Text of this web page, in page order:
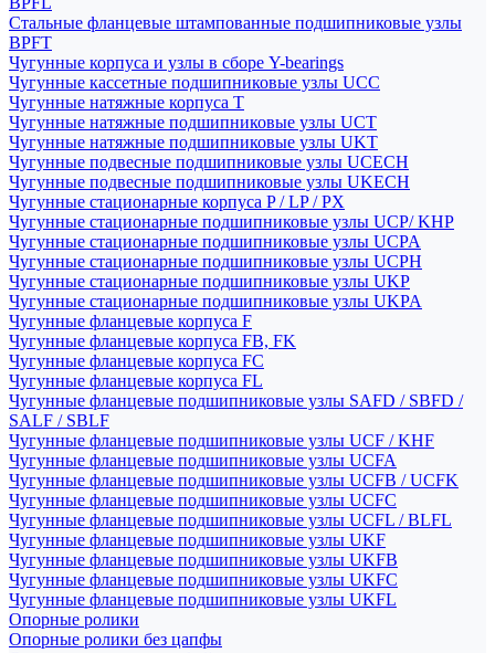
Стальные фланцевые штампованные подшипниковые узлы
BPFT
Чугунные корпуса и узлы в сборе Y-bearings
Чугунные кассетные подшипниковые узлы UCC
Чугунные натяжные корпуса T
Чугунные натяжные подшипниковые узлы UCT
Чугунные натяжные подшипниковые узлы UKT
Чугунные подвесные подшипниковые узлы UCECH
Чугунные подвесные подшипниковые узлы UKECH
Чугунные стационарные корпуса P / LP / PX
Чугунные стационарные подшипниковые узлы UCP/ KHP
Чугунные стационарные подшипниковые узлы UCPA
Чугунные стационарные подшипниковые узлы UCPH
Чугунные стационарные подшипниковые узлы UKP
Чугунные стационарные подшипниковые узлы UKPA
Чугунные фланцевые корпуса F
Чугунные фланцевые корпуса FB, FK
Чугунные фланцевые корпуса FC
Чугунные фланцевые корпуса FL
Чугунные фланцевые подшипниковые узлы SAFD / SBFD /
SALF / SBLF
Чугунные фланцевые подшипниковые узлы UCF / KHF
Чугунные фланцевые подшипниковые узлы UCFA
Чугунные фланцевые подшипниковые узлы UCFB / UCFK
Чугунные фланцевые подшипниковые узлы UCFC
Чугунные фланцевые подшипниковые узлы UCFL / BLFL
Чугунные фланцевые подшипниковые узлы UKF
Чугунные фланцевые подшипниковые узлы UKFB
Чугунные фланцевые подшипниковые узлы UKFC
Чугунные фланцевые подшипниковые узлы UKFL
Опорные ролики
Опорные ролики без цапфы